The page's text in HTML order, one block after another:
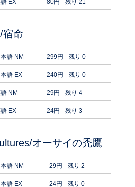
EX 80円 残り 21
宿命
本語 NM 299円 残り 0
本語 EX 240円 残り 0
NM 29円 残り 4
EX 24円 残り 3
オーサイの禿鷹
本語 NM 29円 残り 2
本語 EX 24円 残り 0